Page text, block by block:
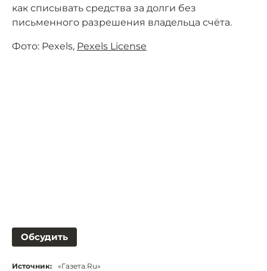
как списывать средства за долги без
письменного разрешения владельца счёта.
Фото: Pexels, Pexels License
Обсудить
Источник: «Газета.Ru»